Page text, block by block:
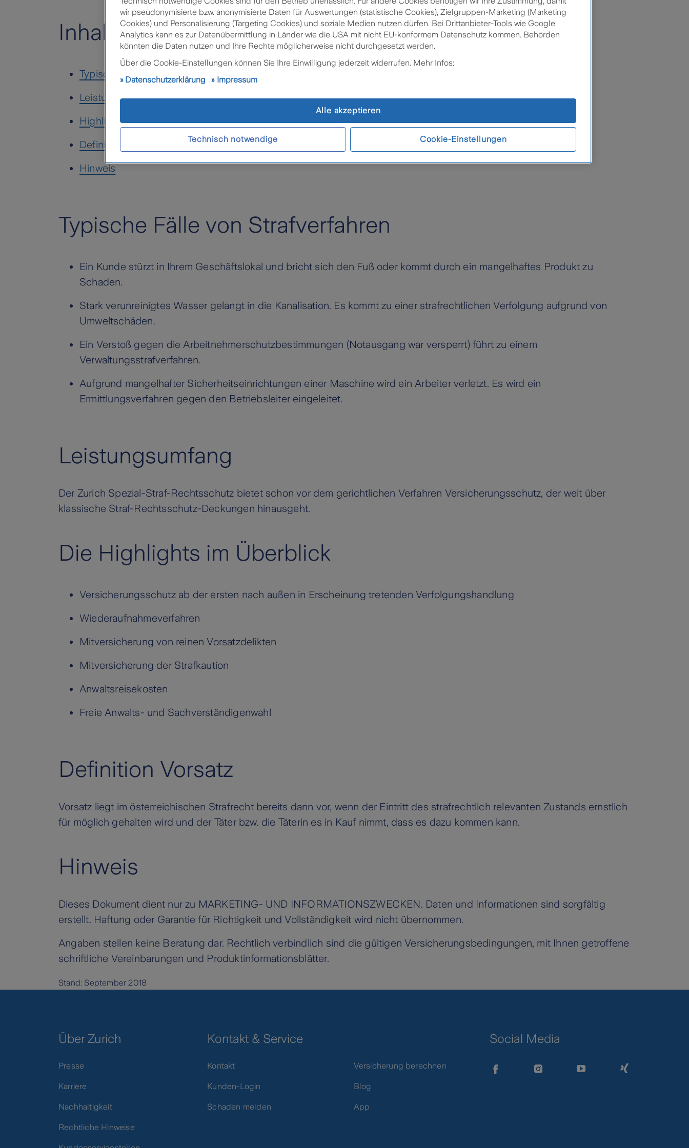
Inhalt
Typische Fälle von Strafverfahren
Leistungsumfang
Highlights
Definition Vorsatz
Hinweis
Typische Fälle von Strafverfahren
Ein Kunde stürzt in Ihrem Geschäftslokal und bricht sich den Fuß oder kommt durch ein mangelhaftes Produkt zu
Schaden.
Stark verunreinigtes Wasser gelangt in die Kanalisation. Es kommt zu einer strafrechtlichen Verfolgung aufgrund von
Umweltschäden.
Ein Verstoß gegen die Arbeitnehmerschutzbestimmungen (Notausgang war versperrt) führt zu einem
Verwaltungsstrafverfahren.
Aufgrund mangelhafter Sicherheitseinrichtungen einer Maschine wird ein Arbeiter verletzt. Es wird ein
Ermittlungsverfahren gegen den Betriebsleiter eingeleitet.
Leistungsumfang
Der Zurich Spezial-Straf-Rechtsschutz bietet schon vor dem gerichtlichen Verfahren Versicherungsschutz, der weit über
klassische Straf-Rechtsschutz-Deckungen hinausgeht.
Die Highlights im Überblick
Versicherungsschutz ab der ersten nach außen in Erscheinung tretenden Verfolgungshandlung
Wiederaufnahmeverfahren
Mitversicherung von reinen Vorsatzdelikten
Mitversicherung der Strafkaution
Anwaltsreisekosten
Freie Anwalts- und Sachverständigenwahl
Definition Vorsatz
Vorsatz liegt im österreichischen Strafrecht bereits dann vor, wenn der Eintritt des strafrechtlich relevanten Zustands ernstlich
für möglich gehalten wird und der Täter bzw. die Täterin es in Kauf nimmt, dass es dazu kommen kann.
Hinweis
Dieses Dokument dient nur zu MARKETING- UND INFORMATIONSZWECKEN. Daten und Informationen sind sorgfältig
erstellt. Haftung oder Garantie für Richtigkeit und Vollständigkeit wird nicht übernommen.
Angaben stellen keine Beratung dar. Rechtlich verbindlich sind die gültigen Versicherungsbedingungen, mit Ihnen getroffene
schriftliche Vereinbarungen und Produktinformationsblätter.
Stand: September 2018
Über Zurich
Presse
Karriere
Nachhaltigkeit
Rechtliche Hinweise
Kontakt & Service
Kontakt
Kunden-Login
Schaden melden
Versicherung berechnen
Blog
App
Social Media
wir pseudonymisierte bzw. anonymisierte Daten für Auswertungen (statistische Cookies), Zielgruppen-Marketing (Marketing
Cookies) und Personalisierung (Targeting Cookies) und soziale Medien nutzen dürfen. Bei Drittanbieter-Tools wie Google
Analytics kann es zur Datenübermittlung in Länder wie die USA mit nicht EU-konformem Datenschutz kommen. Behörden
könnten die Daten nutzen und Ihre Rechte möglicherweise nicht durchgesetzt werden.
Über die Cookie-Einstellungen können Sie Ihre Einwilligung jederzeit widerrufen. Mehr Infos:
Datenschutzerklärung
Impressum
Technisch notwendige
Alle akzeptieren
Cookie-Einstellungen